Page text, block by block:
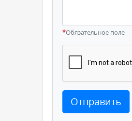
*Обязательное поле
Отправить